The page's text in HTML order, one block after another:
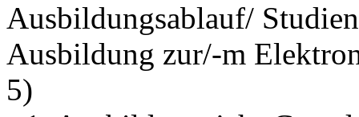
Ausbildungsablauf/
Ausbildung zur/-m
5)